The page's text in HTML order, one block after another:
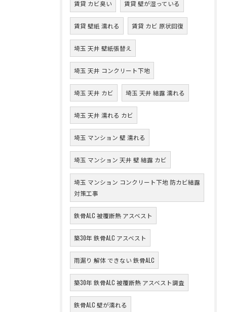
賃貸 カビ臭い 賃貸 壁が湿っている
賃貸 壁紙 濡れる 賃貸 カビ 原状回復
埼玉 天井 壁紙張替え
埼玉 天井 コンクリート下地
埼玉 天井 カビ 埼玉 天井 結露 濡れる
埼玉 天井 濡れる カビ
埼玉 マンション 壁 濡れる
埼玉 マンション 天井 壁 結露 カビ
埼玉 マンション コンクリート下地 防カビ結露
対策工事
鉄骨ALC 被覆断熱 アスベスト
築30年 鉄骨ALC アスベスト
雨漏り 解体 できない 鉄骨ALC
築30年 鉄骨ALC 被覆断熱 アスベスト調査
鉄骨ALC 壁が濡れる